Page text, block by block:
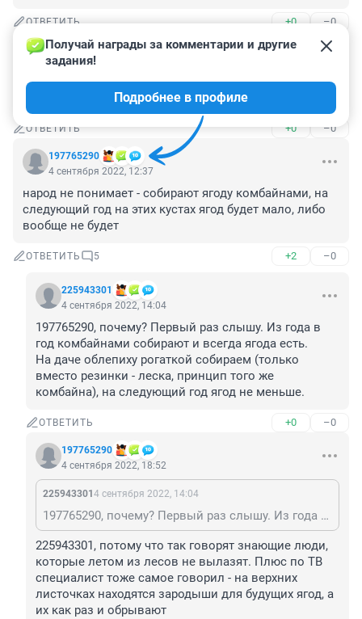
ОТВЕТИТЬ +0 –0
Гость
4 сентября 2022, 12:48
Черники еще полно и она крупная. Не врут. Вчера сам
ОТВЕТИТЬ +0 –0
197765290
Получай награды за комментарии и другие
задания!
Подробнее в профиле
4 сентября 2022, 12:37
народ не понимает - собирают ягоду комбайнами, на
следующий год на этих кустах ягод будет мало, либо
вообще не будет
ОТВЕТИТЬ 5 +2 –0
225943301
4 сентября 2022, 14:04
197765290, почему? Первый раз слышу. Из года в
год комбайнами собирают и всегда ягода есть.
На даче облепиху рогаткой собираем (только
вместо резинки - леска, принцип того же
комбайна), на следующий год ягод не меньше.
ОТВЕТИТЬ +0 –0
197765290
4 сентября 2022, 18:52
225943301 4 сентября 2022, 14:04
197765290, почему? Первый раз слышу. Из года в год комбайнами собирают и всегда ягода есть. На даче облепиху рогаткой собираем (только вместо резинки - леска, принцип того же комбайна), на следующий год ягод не меньше.
225943301, потому что так говорят знающие люди,
которые летом из лесов не вылазят. Плюс по ТВ
специалист тоже самое говорил - на верхних
листочках находятся зародыши для будущих ягод, а
их как раз и обрывают